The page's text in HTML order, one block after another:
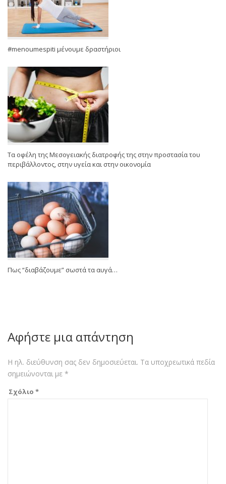
#menoumespiti μένουμε δραστήριοι
Τα οφέλη της Μεσογειακής διατροφής της στην προστασία του
περιβάλλοντος, στην υγεία και στην οικονομία
Πως “διαβάζουμε” σωστά τα αυγά…
Αφήστε μια απάντηση
Η ηλ. διεύθυνση σας δεν δημοσιεύεται. Τα υποχρεωτικά πεδία
σημειώνονται με *
Σχόλιο *